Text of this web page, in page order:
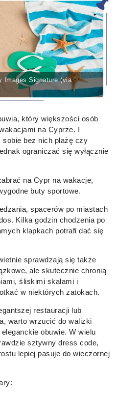
Images Signature (via
który większości osób
na Cyprze. I
sobie bez nich plażę czy
ograniczać się wyłącznie
na Cypr na wakacje,
buty sportowe.
spacerów po miastach
Kilka godzin chodzenia po
klapkach potrafi dać się
sprawdzają się także
ale skutecznie chronią
śliskimi skałami i
w niektórych zatokach.
restauracji lub
warto wrzucić do walizki
obuwie. W wielu
sztywny dress code,
lepiej pasuje do wieczornej